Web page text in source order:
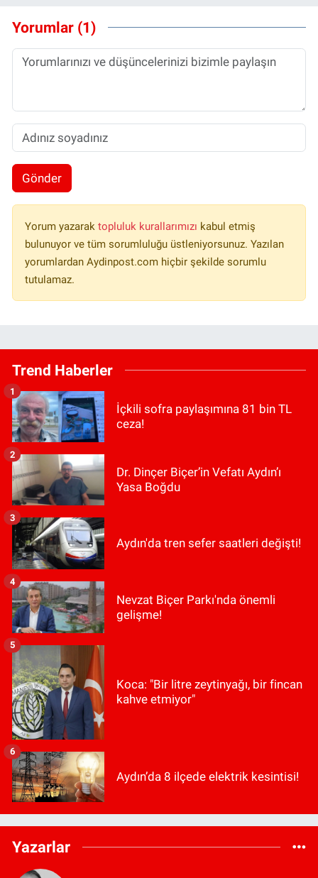
Yorumlar (1)
Gönder
Yorum yazarak topluluk kurallarımızı kabul etmiş
bulunuyor ve tüm sorumluluğu üstleniyorsunuz. Yazılan
yorumlardan Aydinpost.com hiçbir şekilde sorumlu
tutulamaz.
Trend Haberler
İçkili sofra paylaşımına 81 bin TL
ceza!
1
Dr. Dinçer Biçer’in Vefatı Aydın’ı
Yasa Boğdu
2
Aydın'da tren sefer saatleri değişti!
3
Nevzat Biçer Parkı'nda önemli
gelişme!
4
Koca: "Bir litre zeytinyağı, bir fincan
kahve etmiyor"
5
Aydın’da 8 ilçede elektrik kesintisi!
6
Yazarlar